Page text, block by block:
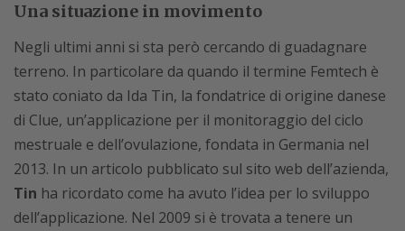
Una situazione in movimento
Negli ultimi anni si sta però cercando di guadagnare
terreno. In particolare da quando il termine Femtech è
stato coniato da Ida Tin, la fondatrice di origine danese
di Clue, un’applicazione per il monitoraggio del ciclo
mestruale e dell’ovulazione, fondata in Germania nel
2013. In un articolo pubblicato sul sito web dell’azienda,
Tin ha ricordato come ha avuto l’idea per lo sviluppo
dell’applicazione. Nel 2009 si è trovata a tenere un